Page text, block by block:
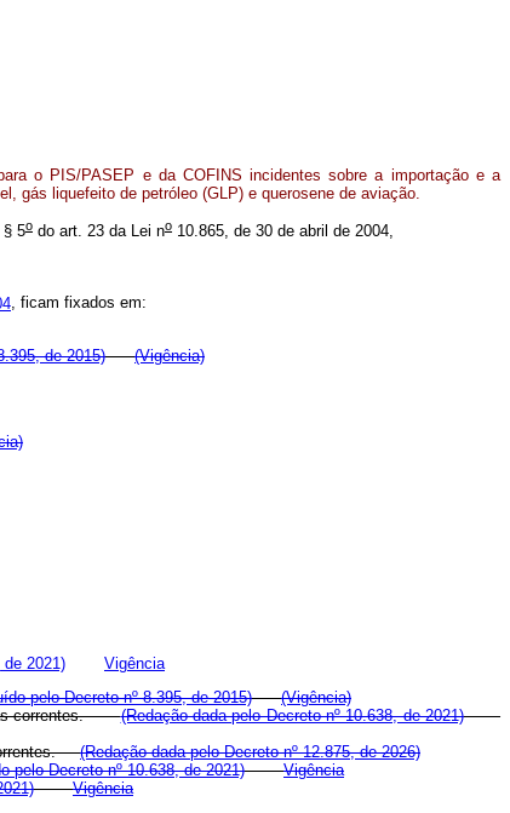
o PIS/PASEP e da COFINS incidentes sobre a importação e a
gás liquefeito de petróleo (GLP) e querosene de aviação.
5o do art. 23 da Lei no 10.865, de 30 de abril de 2004,
, ficam fixados em:
de 2015)
(Vigência)
2021)
Vigência
pelo Decreto nº 8.395, de 2015)
(Vigência)
correntes.(Redação dada pelo Decreto nº 10.638, de 2021)
(Redação dada pelo Decreto nº 12.875, de 2026)
pelo Decreto nº 10.638, de 2021)
Vigência
Vigência